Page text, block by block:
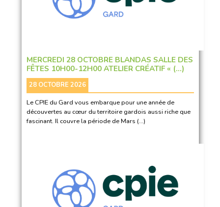
MERCREDI 28 OCTOBRE BLANDAS SALLE DES
FÊTES 10H00-12H00 ATELIER CRÉATIF « (…)
28 OCTOBRE 2026
Le CPIE du Gard vous embarque pour une année de
découvertes au cœur du territoire gardois aussi riche que
fascinant. Il couvre la période de Mars (…)